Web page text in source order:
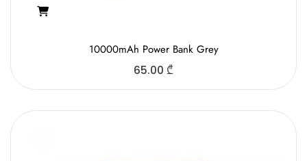
10000mAh Power Bank Grey
65.00 ₾